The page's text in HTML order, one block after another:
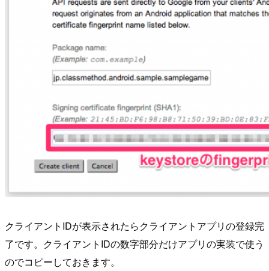
クライアントIDが表示されたらクライアントアプリの登録完
了です。クライアントIDの数字部分だけアプリの実装で使う
のでコピーしておきます。